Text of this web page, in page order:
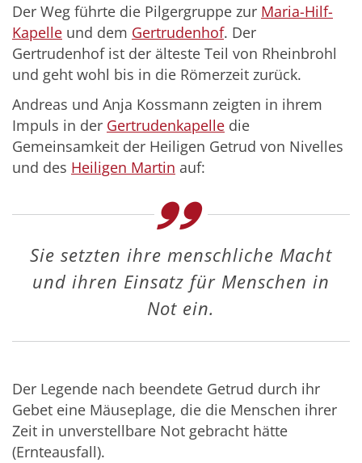
Der Weg führte die Pilgergruppe zur Maria-Hilf-
Kapelle und dem Gertrudenhof. Der
Gertrudenhof ist der älteste Teil von Rheinbrohl
und geht wohl bis in die Römerzeit zurück.
Andreas und Anja Kossmann zeigten in ihrem
Impuls in der Gertrudenkapelle die
Gemeinsamkeit der Heiligen Getrud von Nivelles
und des Heiligen Martin auf:
Sie setzten ihre menschliche Macht
und ihren Einsatz für Menschen in
Not ein.
Der Legende nach beendete Getrud durch ihr
Gebet eine Mäuseplage, die die Menschen ihrer
Zeit in unverstellbare Not gebracht hätte
(Ernteausfall).